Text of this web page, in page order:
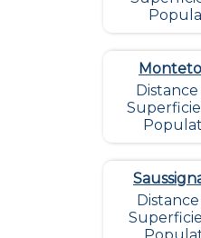
Distance
Superficie